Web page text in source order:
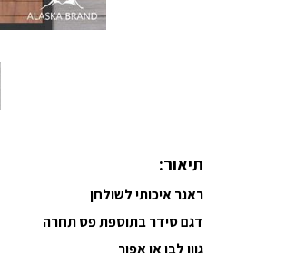
תיאור:
ראנר איכותי לשולחן
דגם סידר בתוספת פס תחרה
גוון לבן או אפור